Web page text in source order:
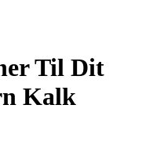
Til Dit
Kalk